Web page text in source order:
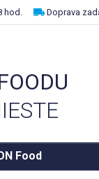
hod. Doprava
Food